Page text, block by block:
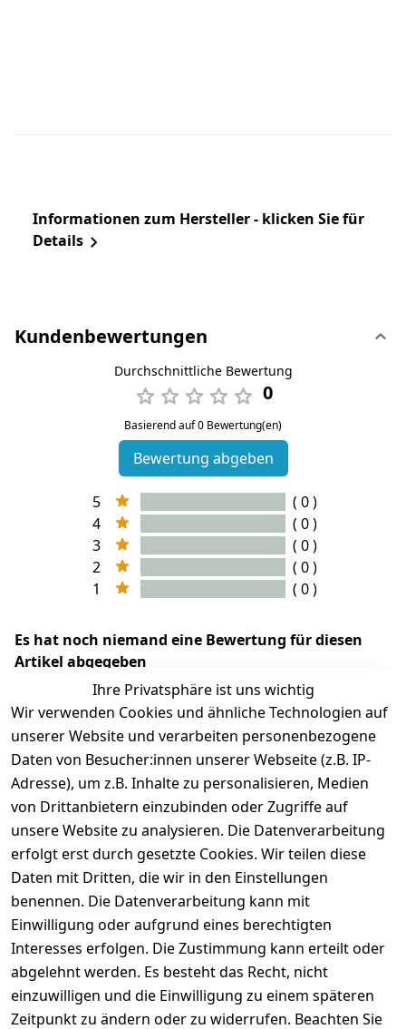
Informationen zum Hersteller - klicken Sie für
Details
Kundenbewertungen
Durchschnittliche Bewertung
0
Basierend auf 0 Bewertung(en)
Bewertung abgeben
5
( 0 )
4
( 0 )
3
( 0 )
2
( 0 )
1
( 0 )
Es hat noch niemand eine Bewertung für diesen
Artikel abgegeben
Ihre Privatsphäre ist uns wichtig
Wir verwenden Cookies und ähnliche Technologien auf
unserer Website und verarbeiten personenbezogene
Daten von Besucher:innen unserer Webseite (z.B. IP-
Adresse), um z.B. Inhalte zu personalisieren, Medien
von Drittanbietern einzubinden oder Zugriffe auf
unsere Website zu analysieren. Die Datenverarbeitung
erfolgt erst durch gesetzte Cookies. Wir teilen diese
Daten mit Dritten, die wir in den Einstellungen
benennen. Die Datenverarbeitung kann mit
Einwilligung oder aufgrund eines berechtigten
Interesses erfolgen. Die Zustimmung kann erteilt oder
abgelehnt werden. Es besteht das Recht, nicht
einzuwilligen und die Einwilligung zu einem späteren
Zeitpunkt zu ändern oder zu widerrufen. Beachten Sie
Rechtliches
Impressum
Datenschutze
rklärung
Batterieentsor
Services
Kontakt
Registrieren
Zahlung und
Versand
Wir
versenden
mit
Folgt uns
gern auf
Zahle
bequem per